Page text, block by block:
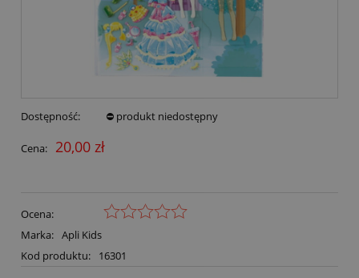
Dostępność: ⛔ produkt niedostępny
Cena: 20,00 zł
Ocena:
Marka: Apli Kids
Kod produktu:
16301